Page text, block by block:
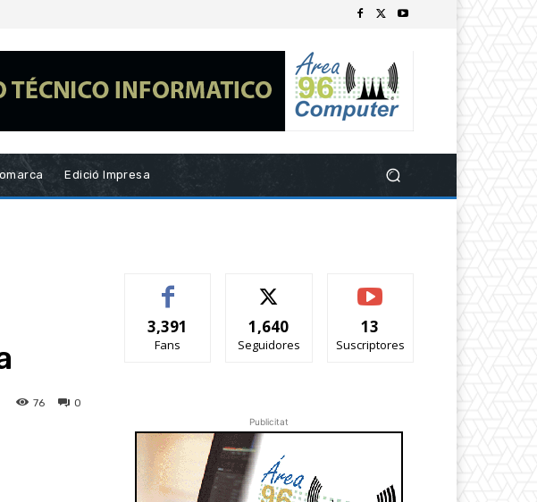
Edició Impresa
0
76
3,391
Fans
1,640
Seguidores
13
Suscriptores
Publicitat